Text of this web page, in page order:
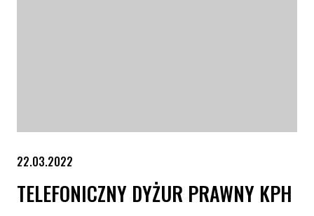
22.03.2022
TELEFONICZNY DYŻUR PRAWNY KPH